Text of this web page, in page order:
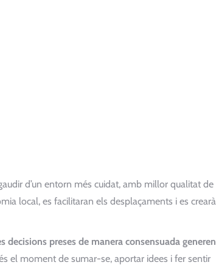
d’un entorn més cuidat, amb millor qualitat de
local, es facilitaran els desplaçaments i es crearà
decisions preses de manera consensuada generen
el moment de sumar-se, aportar idees i fer sentir